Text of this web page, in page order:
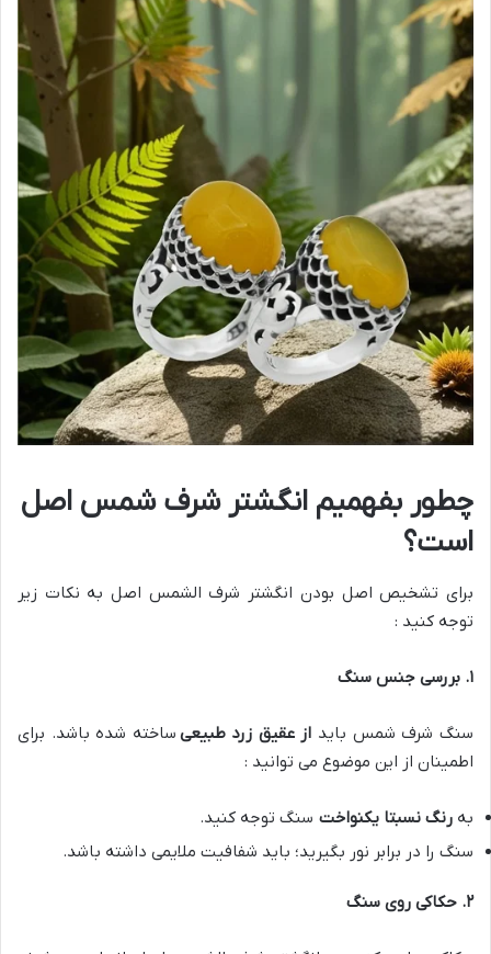
چطور بفهمیم انگشتر شرف شمس اصل
است؟
برای تشخیص اصل بودن انگشتر شرف الشمس اصل به نکات زیر
توجه کنید :
۱. بررسی جنس سنگ
سنگ شرف شمس باید از عقیق زرد طبیعی ساخته شده باشد. برای
اطمینان از این موضوع می توانید :
به رنگ نسبتا یکنواخت سنگ توجه کنید.
سنگ را در برابر نور بگیرید؛ باید شفافیت ملایمی داشته باشد.
۲. حکاکی روی سنگ